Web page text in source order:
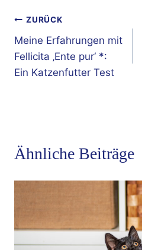
Beitragsnavigation
ZURÜCK
Meine Erfahrungen mit
Fellicita ‚Ente pur‘ *:
Ein Katzenfutter Test
Ähnliche Beiträge